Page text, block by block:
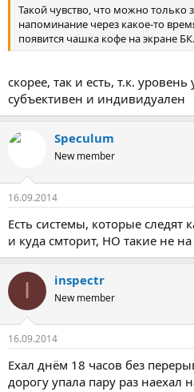
Такой чувство, что можно только
напоминание через какое-то
появится чашка кофе на экране БК.
скорее, так и есть, т.к.
субъективен и индивидуален
Speculum
New member
16.09.2014
Есть системы, которые следят
и куда смторит, НО такие не
I inspectr
New member
16.09.2014
Ехал днём 18 часов без
дорогу упала пару раз наехал